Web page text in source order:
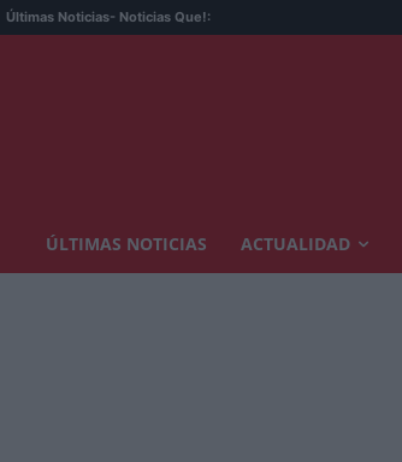
Últimas Noticias- Noticias Que!:
ÚLTIMAS NOTICIAS ACTUALIDAD